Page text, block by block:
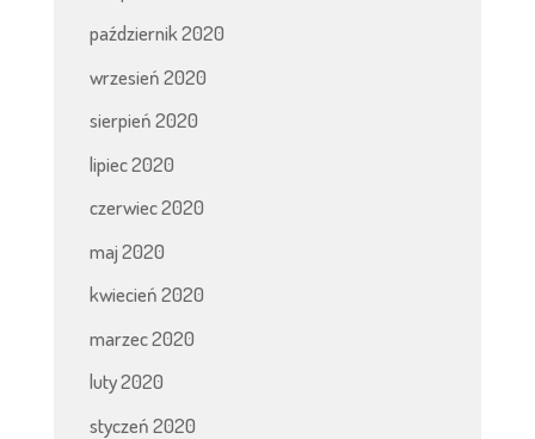
październik 2020
wrzesień 2020
sierpień 2020
lipiec 2020
czerwiec 2020
maj 2020
kwiecień 2020
marzec 2020
luty 2020
styczeń 2020